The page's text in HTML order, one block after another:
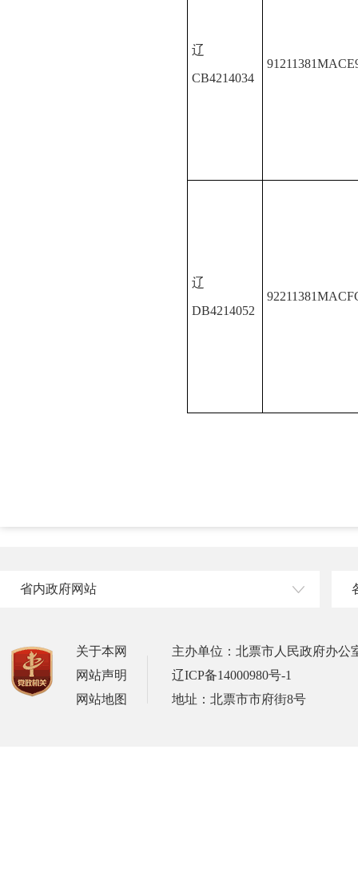
辽
CB4214034
辽
DB4214052
省内政府网站
关于本网
网站声明
网站地图
主办单位：北票市人民政府办公
辽ICP备14000980号-1
地址：北票市市府街8号